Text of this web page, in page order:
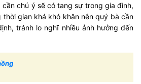
chú ý sẽ có tang sự trong gia đình,
gian khá khó khăn nên quý bà cần
tránh lo nghĩ nhiều ảnh hưởng đến